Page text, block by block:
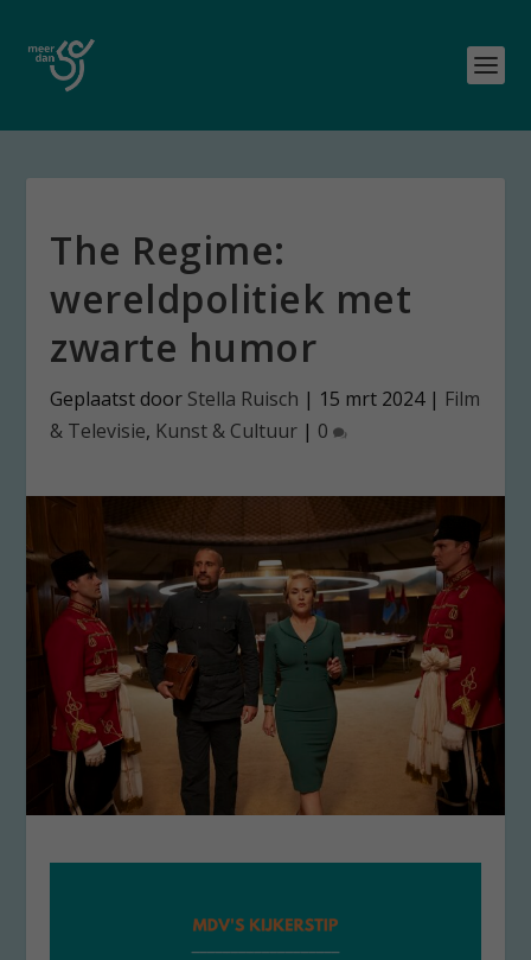
The Regime:
wereldpolitiek met
zwarte humor
Geplaatst door Stella Ruisch | 15 mrt 2024| Film
& Televisie, Kunst & Cultuur | 0